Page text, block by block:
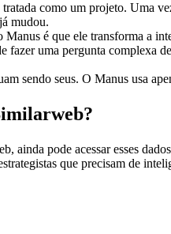
como um projeto. Uma
mudou.
é que ele transforma a
fazer uma pergunta complexa
sendo seus. O Manus usa
ainda pode acessar esses
que precisam de